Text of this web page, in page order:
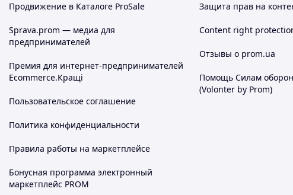
Продвижение в Каталоге ProSale
Sprava.prom — медиа для
предпринимателей
Премия для интернет-предпринимателей
Ecommerce.Кращі
Пользовательское соглашение
Политика конфиденциальности
Правила работы на маркетплейсе
Бонусная программа электронный
маркетплейс PROM
Защита прав на
Content right
Отзывы о prom.ua
Помощь Силам
(Volonter by Prom)